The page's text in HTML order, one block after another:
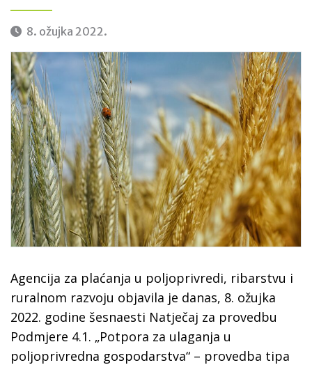
8. ožujka 2022.
Agencija za plaćanja u poljoprivredi, ribarstvu i
ruralnom razvoju objavila je danas, 8. ožujka
2022. godine šesnaesti Natječaj za provedbu
Podmjere 4.1. „Potpora za ulaganja u
poljoprivredna gospodarstva“ – provedba tipa